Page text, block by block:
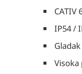
CATIV
IP54 /